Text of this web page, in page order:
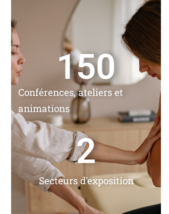
Conférences, ateliers et
animations
150
Secteurs d'exposition
2